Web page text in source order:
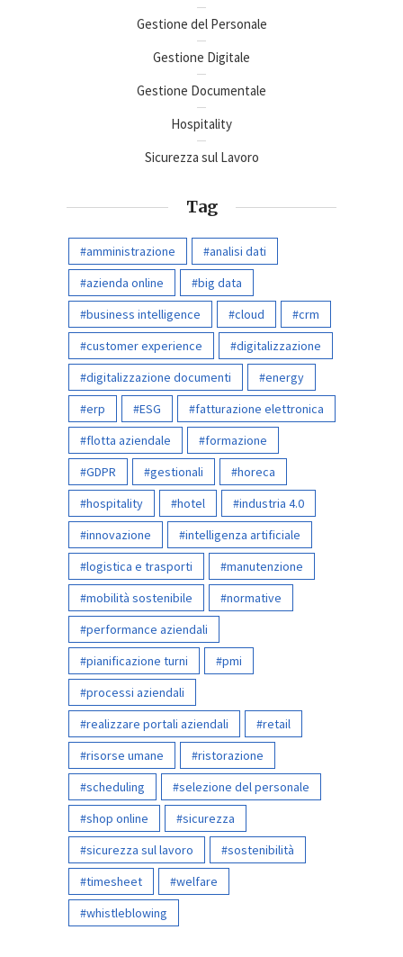
Gestione del Personale
Gestione Digitale
Gestione Documentale
Hospitality
Sicurezza sul Lavoro
Tag
amministrazione
analisi dati
azienda online
big data
business intelligence
cloud
crm
customer experience
digitalizzazione
digitalizzazione documenti
energy
erp
ESG
fatturazione elettronica
flotta aziendale
formazione
GDPR
gestionali
horeca
hospitality
hotel
industria 4.0
innovazione
intelligenza artificiale
logistica e trasporti
manutenzione
mobilità sostenibile
normative
performance aziendali
pianificazione turni
pmi
processi aziendali
realizzare portali aziendali
retail
risorse umane
ristorazione
scheduling
selezione del personale
shop online
sicurezza
sicurezza sul lavoro
sostenibilità
timesheet
welfare
whistleblowing